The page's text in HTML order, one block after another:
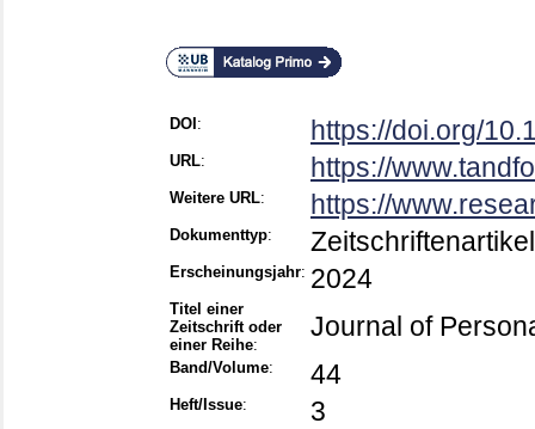
DOI : https://doi.org/
URL: https://
Weitere URL: https://
Dokumenttyp: Zeitschriftenartikel
Erscheinungsjahr: 2024
Titel einer
Zeitschrift oder
einer Reihe:
Journal of
Band/Volume: 44
Heft/Issue: 3